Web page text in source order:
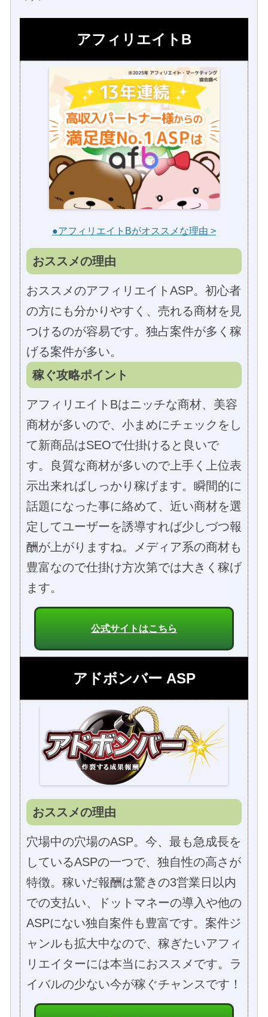
アフィリエイトB
●アフィリエイトBがオススメな理由 >
おススメの理由
おススメのアフィリエイトASP。初心者
の方にも分かりやすく、売れる商材を見
つけるのが容易です。独占案件が多く稼
げる案件が多い。
稼ぐ攻略ポイント
アフィリエイトBはニッチな商材、美容
商材が多いので、小まめにチェックをし
て新商品はSEOで仕掛けると良いで
す。良質な商材が多いので上手く上位表
示出来ればしっかり稼げます。瞬間的に
話題になった事に絡めて、近い商材を選
定してユーザーを誘導すれば少しづつ報
酬が上がりますね。メディア系の商材も
豊富なので仕掛け方次第では大きく稼げ
ます。
公式サイトはこちら
アドボンバー ASP
おススメの理由
穴場中の穴場のASP。今、最も急成長を
しているASPの一つで、独自性の高さが
特徴。稼いだ報酬は驚きの3営業日以内
での支払い、ドットマネーの導入や他の
ASPにない独自案件も豊富です。案件ジ
ャンルも拡大中なので、稼ぎたいアフィ
リエイターには本当におススメです。ラ
イバルの少ない今が稼ぐチャンスです！